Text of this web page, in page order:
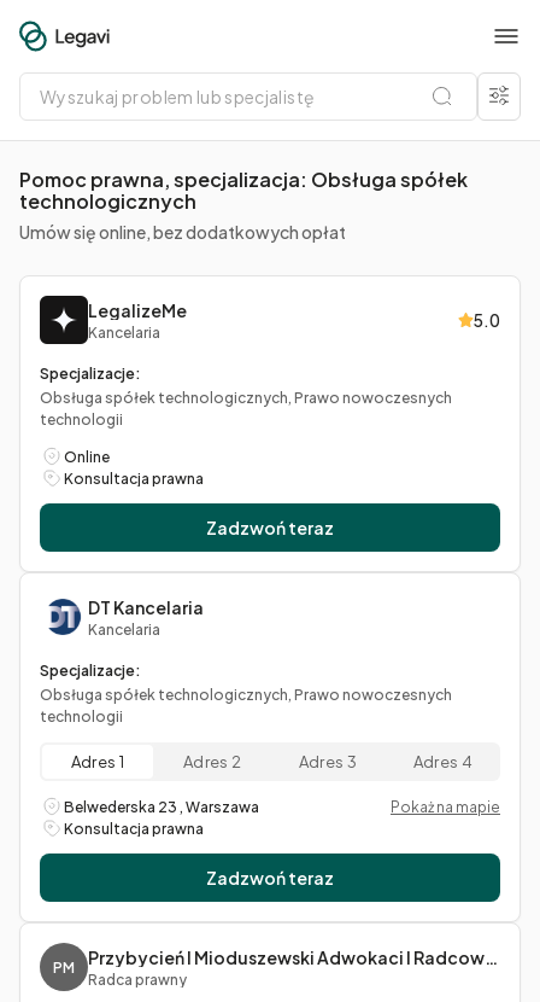
Wyszukaj
problem
lub
specjalistę
Pomoc prawna, specjalizacja: Obsługa spółek
technologicznych
Umów się online, bez dodatkowych opłat
LegalizeMe
Kancelaria
5.0
Specjalizacje:
Obsługa spółek technologicznych, Prawo nowoczesnych
technologii
Online
Konsultacja prawna
Zadzwoń teraz
DT Kancelaria
Kancelaria
Specjalizacje:
Obsługa spółek technologicznych, Prawo nowoczesnych
technologii
Adres 1 Adres 2 Adres 3 Adres 4
Belwederska 23 , Warszawa
Pokaż na mapie
Konsultacja prawna
Zadzwoń teraz
PM
Radca prawny